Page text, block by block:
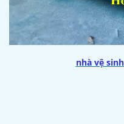
nhà vệ